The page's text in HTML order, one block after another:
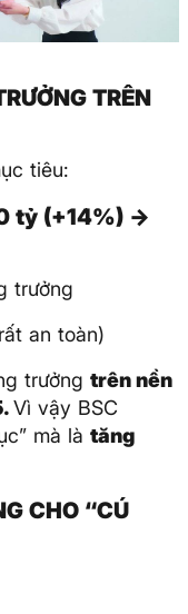
TRÊN
tiêu:
tỷ (+14%) →
trưởng
an toàn)
trưởng trên nền
Vì vậy BSC
mà là tăng
CHO “CÚ